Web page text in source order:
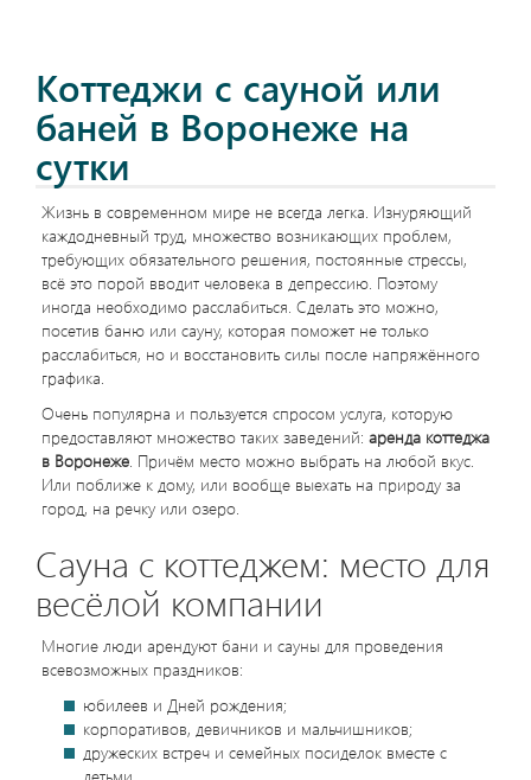
Коттеджи с сауной или
баней в Воронеже на
сутки
Жизнь в современном мире не всегда легка. Изнуряющий
каждодневный труд, множество возникающих проблем,
требующих обязательного решения, постоянные стрессы,
всё это порой вводит человека в депрессию. Поэтому
иногда необходимо расслабиться. Сделать это можно,
посетив баню или сауну, которая поможет не только
расслабиться, но и восстановить силы после напряжённого
графика.
Очень популярна и пользуется спросом услуга, которую
предоставляют множество таких заведений: аренда коттеджа
в Воронеже . Причём место можно выбрать на любой вкус.
Или поближе к дому, или вообще выехать на природу за
город, на речку или озеро.
Сауна с коттеджем: место для
весёлой компании
Многие люди арендуют бани и сауны для проведения
всевозможных праздников:
юбилеев и Дней рождения;
корпоративов, девичников и мальчишников;
дружеских встреч и семейных посиделок вместе с
детьми.